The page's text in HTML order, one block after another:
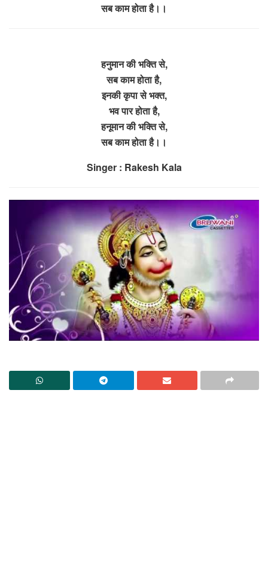
सब काम होता है।।
हनुमान की भक्ति से,
सब काम होता है,
इनकी कृपा से भक्त,
भव पार होता है,
हनूमान की भक्ति से,
सब काम होता है।।
Singer : Rakesh Kala